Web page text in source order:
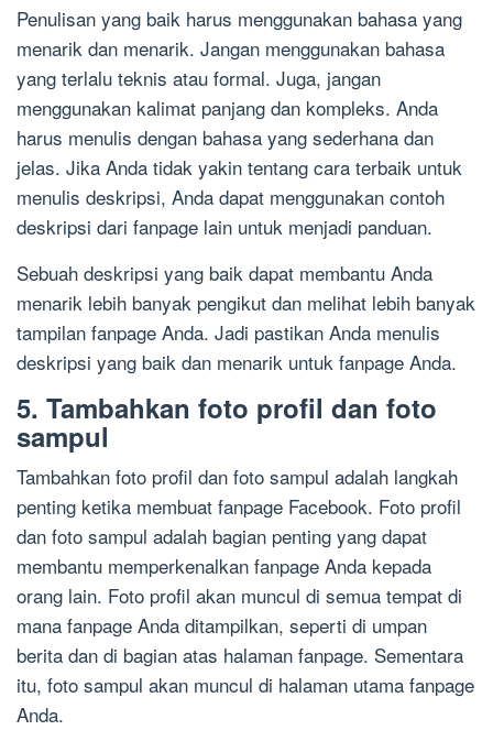
Penulisan yang baik harus menggunakan bahasa yang
menarik dan menarik. Jangan menggunakan bahasa
yang terlalu teknis atau formal. Juga, jangan
menggunakan kalimat panjang dan kompleks. Anda
harus menulis dengan bahasa yang sederhana dan
jelas. Jika Anda tidak yakin tentang cara terbaik untuk
menulis deskripsi, Anda dapat menggunakan contoh
deskripsi dari fanpage lain untuk menjadi panduan.
Sebuah deskripsi yang baik dapat membantu Anda
menarik lebih banyak pengikut dan melihat lebih banyak
tampilan fanpage Anda. Jadi pastikan Anda menulis
deskripsi yang baik dan menarik untuk fanpage Anda.
5. Tambahkan foto profil dan foto
sampul
Tambahkan foto profil dan foto sampul adalah langkah
penting ketika membuat fanpage Facebook. Foto profil
dan foto sampul adalah bagian penting yang dapat
membantu memperkenalkan fanpage Anda kepada
orang lain. Foto profil akan muncul di semua tempat di
mana fanpage Anda ditampilkan, seperti di umpan
berita dan di bagian atas halaman fanpage. Sementara
itu, foto sampul akan muncul di halaman utama fanpage
Anda.